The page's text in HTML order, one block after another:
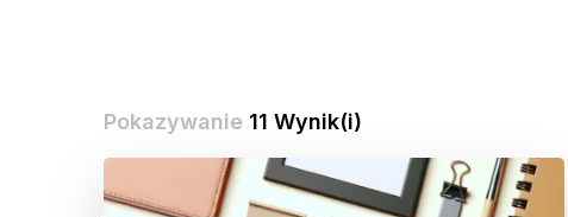
Pokazywanie 11 Wynik(i)